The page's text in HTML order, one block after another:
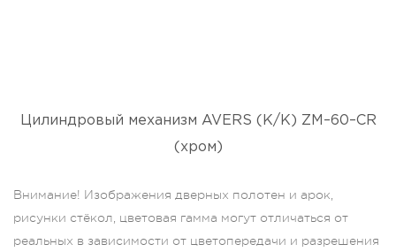
Цилиндровый механизм AVERS (К/К) ZM–60–CR
(хром)
Внимание! Изображения дверных полотен и арок,
рисунки стёкол, цветовая гамма могут отличаться от
реальных в зависимости от цветопередачи и разрешения